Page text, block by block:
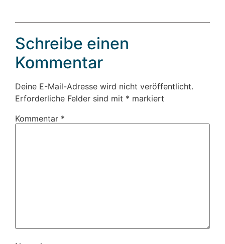
Schreibe einen
Kommentar
Deine E-Mail-Adresse wird nicht veröffentlicht.
Erforderliche Felder sind mit * markiert
Kommentar *